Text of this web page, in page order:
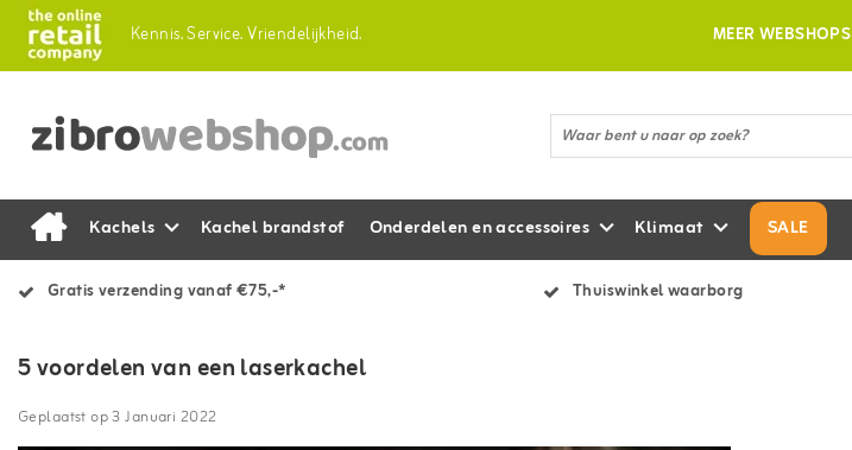
Kennis.Service.Vriendelijkheid. MEER WEBSHOPS
Kachels Kachel brandstof Onderdelen en accessoires Klimaat SALE
Gratis verzending vanaf €75,-* Thuiswinkel waarborg
5 voordelen van een laserkachel
Geplaatst op3 Januari 2022